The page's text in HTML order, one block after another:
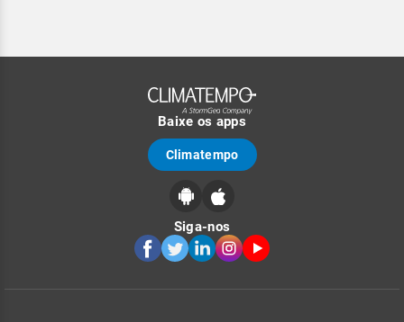
Baixe os apps
Climatempo
Siga-nos